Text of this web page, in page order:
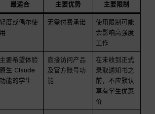
最适合 主要优势 主要限制
轻度或偶尔使
用
无需付费承诺
使用限制可能
会影响高强度
工作
主要希望体验
原生 Claude
功能的学生
直接访问产品
及官方账号功
能
在未收到正式
录取通知书之
前，不应默认
享有学生优惠
价